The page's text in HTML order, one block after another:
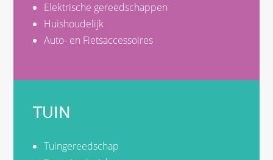
Elektrische gereedschappen
Huishoudelijk
Auto- en Fietsaccessoires
TUIN
Tuingereedschap